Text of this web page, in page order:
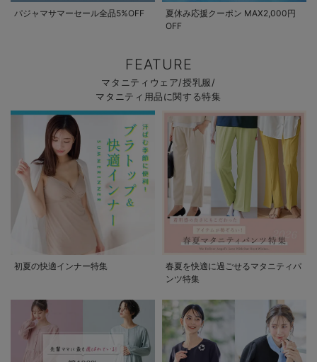
パジャマサマーセール全品5%OFF
夏休み応援クーポン MAX2,000円
OFF
FEATURE
マタニティウェア/授乳服/
マタニティ用品に関する特集
初夏の快適インナー特集
春夏を快適に過ごせるマタニティパ
ンツ特集